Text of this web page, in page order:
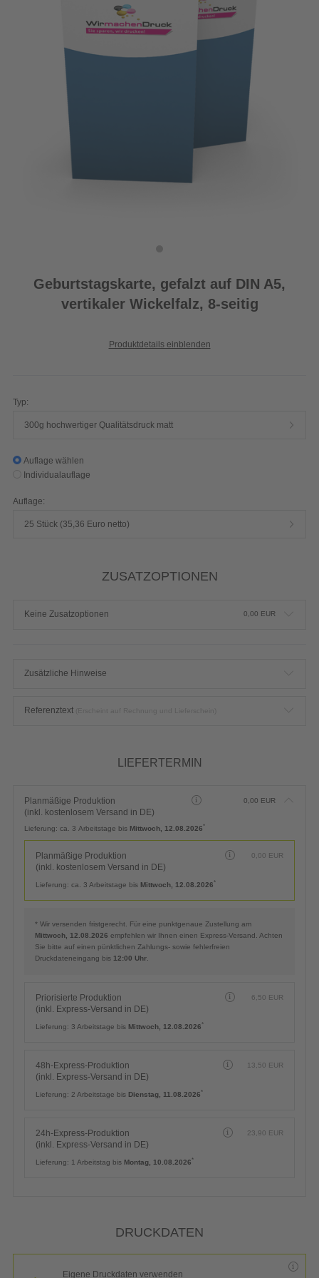
Geburtstagskarte, gefalzt auf DIN A5,
vertikaler Wickelfalz, 8-seitig
Produktdetails einblenden
Typ:
300g hochwertiger Qualitätsdruck matt
Auflage wählen
Individualauflage
Auflage:
25 Stück (35,36 Euro netto)
ZUSATZOPTIONEN
Keine Zusatzoptionen 0,00 EUR
Zusätzliche Hinweise
Referenztext
LIEFERTERMIN
Planmäßige Produktion
(inkl. kostenlosem Versand in DE)
0,00 EUR
Lieferung: ca. 3 Arbeitstage bis Mittwoch, 12.08.2026*
Planmäßige Produktion
(inkl. kostenlosem Versand in DE)
0,00 EUR
Lieferung: ca. 3 Arbeitstage bis Mittwoch, 12.08.2026*
* Wir versenden fristgerecht. Für eine punktgenaue Zustellung am
Mittwoch, 12.08.2026 empfehlen wir Ihnen einen Express-Versand. Achten
Sie bitte auf einen pünktlichen Zahlungs- sowie fehlerfreien
Druckdateneingang bis 12:00 Uhr
Priorisierte Produktion
(inkl. Express-Versand in DE)
6,50 EUR
Lieferung: 3 Arbeitstage bis Mittwoch, 12.08.2026*
48h-Express-Produktion
(inkl. Express-Versand in DE)
13,50 EUR
Lieferung: 2 Arbeitstage bis Dienstag, 11.08.2026*
24h-Express-Produktion
(inkl. Express-Versand in DE)
23,90 EUR
Lieferung: 1 Arbeitstag bis Montag, 10.08.2026*
DRUCKDATEN
Eigene Druckdaten verwenden